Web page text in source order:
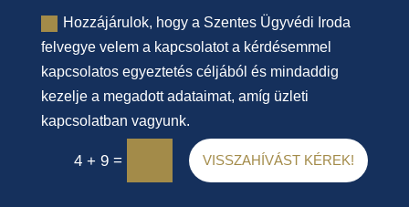
Hozzájárulok, hogy a Szentes Ügyvédi Iroda
felvegye velem a kapcsolatot a kérdésemmel
kapcsolatos egyeztetés céljából és mindaddig
kezelje a megadott adataimat, amíg üzleti
kapcsolatban vagyunk.
4 + 9 = VISSZAHÍVÁST KÉREK!